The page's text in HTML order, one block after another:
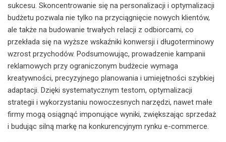
sukcesu. Skoncentrowanie się na personalizacji i optymalizacji
budżetu pozwala nie tylko na przyciągnięcie nowych klientów,
ale także na budowanie trwałych relacji z odbiorcami, co
przekłada się na wyższe wskaźniki konwersji i długoterminowy
wzrost przychodów. Podsumowując, prowadzenie kampanii
reklamowych przy ograniczonym budżecie wymaga
kreatywności, precyzyjnego planowania i umiejętności szybkiej
adaptacji. Dzięki systematycznym testom, optymalizacji
strategii i wykorzystaniu nowoczesnych narzędzi, nawet małe
firmy mogą osiągnąć imponujące wyniki, zwiększając sprzedaż
i budując silną markę na konkurencyjnym rynku e-commerce.